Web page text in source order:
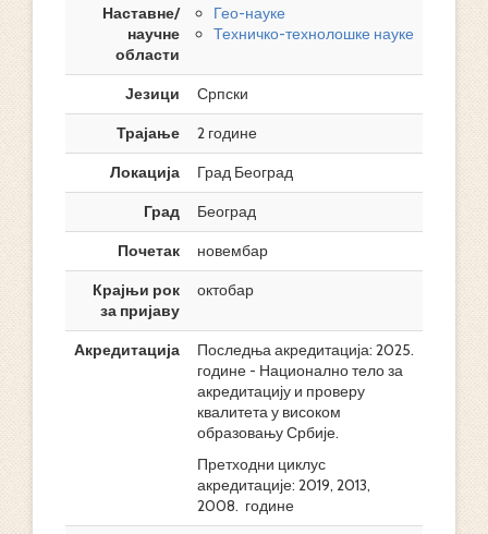
Наставне/
научне
области
Гео-науке
Техничко-технолошке науке
Језици
Српски
Трајање
2 године
Локација
Град Београд
Град
Београд
Почетак
новембар
Крајњи рок
за пријаву
октобар
Акредитација
Последња акредитација: 2025.
године - Национално тело за
акредитацију и проверу
квалитета у високом
образовању Србије.
Претходни циклус
акредитације: 2019, 2013,
2008. године